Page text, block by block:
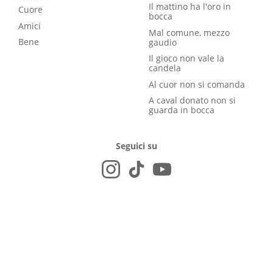
Cuore
Amici
Bene
Il mattino ha l'oro in
bocca
Mal comune, mezzo
gaudio
Il gioco non vale la
candela
Al cuor non si comanda
A caval donato non si
guarda in bocca
Seguici su